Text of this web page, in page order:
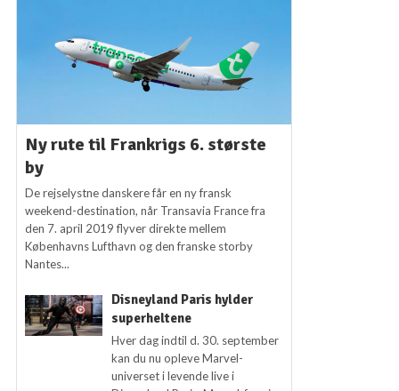
Ny rute til Frankrigs 6. største
by
De rejselystne danskere får en ny fransk
weekend-destination, når Transavia France fra
den 7. april 2019 flyver direkte mellem
Københavns Lufthavn og den franske storby
Nantes...
Disneyland Paris hylder
superheltene
Hver dag indtil d. 30. september
kan du nu opleve Marvel-
universet i levende live i